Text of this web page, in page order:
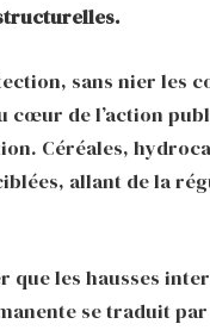
sans nier les
cœur de l’action
Céréales,
allant de la
que les hausses
se traduit